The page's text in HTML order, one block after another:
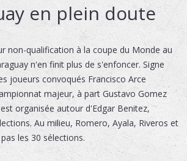
en plein doute
non-qualification à la coupe du Monde au
n'en finit plus de s'enfoncer. Signe
joueurs convoqués Francisco Arce
majeur, à part Gustavo Gomez
organisée autour d'Edgar Benitez,
Au milieu, Romero, Ayala, Riveros et
les 30 sélections.